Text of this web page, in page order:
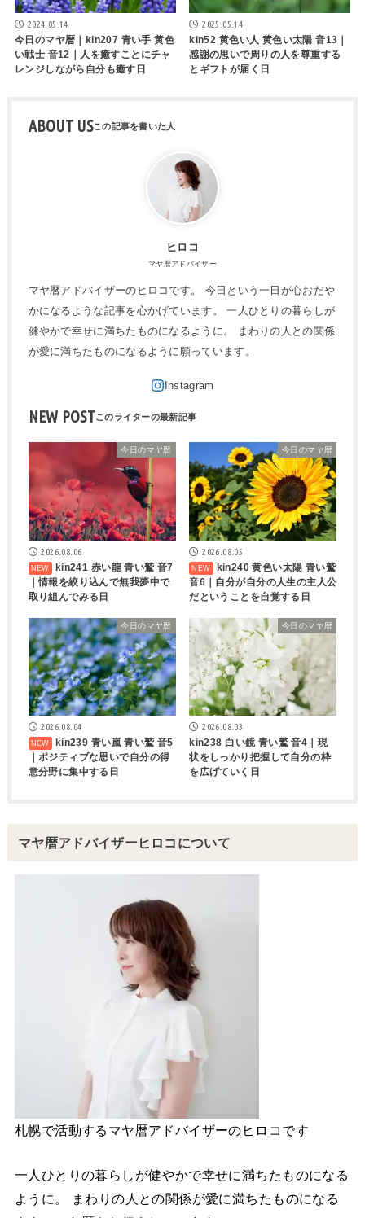
2024.05.14
今日のマヤ暦｜kin207 青い手 黄色
い戦士 音12｜人を癒すことにチャ
レンジしながら自分も癒す日
2025.05.14
kin52 黄色い人 黄色い太陽 音13｜
感謝の思いで周りの人を尊重する
とギフトが届く日
ABOUT US
ヒロコ
マヤ暦アドバイザー
マヤ暦アドバイザーのヒロコです。 今日という一日が心おだや
かになるような記事を心かげています。 一人ひとりの暮らしが
健やかで幸せに満ちたものになるように。 まわりの人との関係
が愛に満ちたものになるように願っています。
NEW POST
今日のマヤ暦
2026.08.06
kin241 赤い龍 青い鷲 音7
｜情報を絞り込んで無我夢中で
取り組んでみる日
今日のマヤ暦
2026.08.05
kin240 黄色い太陽 青い鷲
音6｜自分が自分の人生の主人公
だということを自覚する日
今日のマヤ暦
2026.08.04
kin239 青い嵐 青い鷲 音5
｜ポジティブな思いで自分の得
意分野に集中する日
今日のマヤ暦
2026.08.03
kin238 白い鏡 青い鷲 音4｜現
状をしっかり把握して自分の枠
を広げていく日
マヤ暦アドバイザーヒロコについて
札幌で活動するマヤ暦アドバイザーのヒロコです
一人ひとりの暮らしが健やかで幸せに満ちたものになる
ように。 まわりの人との関係が愛に満ちたものになる